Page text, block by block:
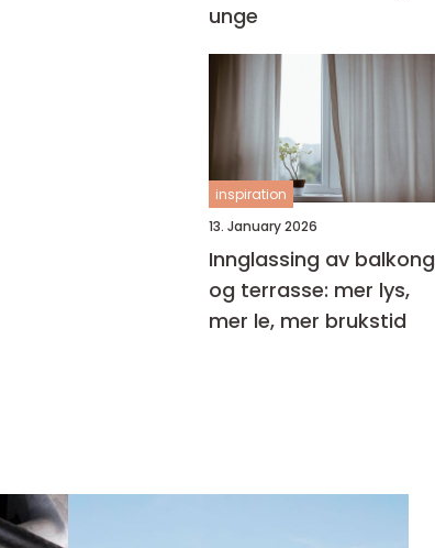
unge
inspiration
13. January 2026
Innglassing av balkong
og terrasse: mer lys,
mer le, mer brukstid